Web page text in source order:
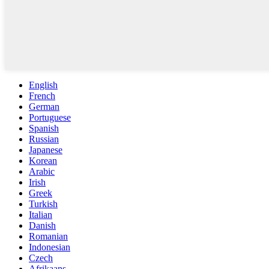
English
French
German
Portuguese
Spanish
Russian
Japanese
Korean
Arabic
Irish
Greek
Turkish
Italian
Danish
Romanian
Indonesian
Czech